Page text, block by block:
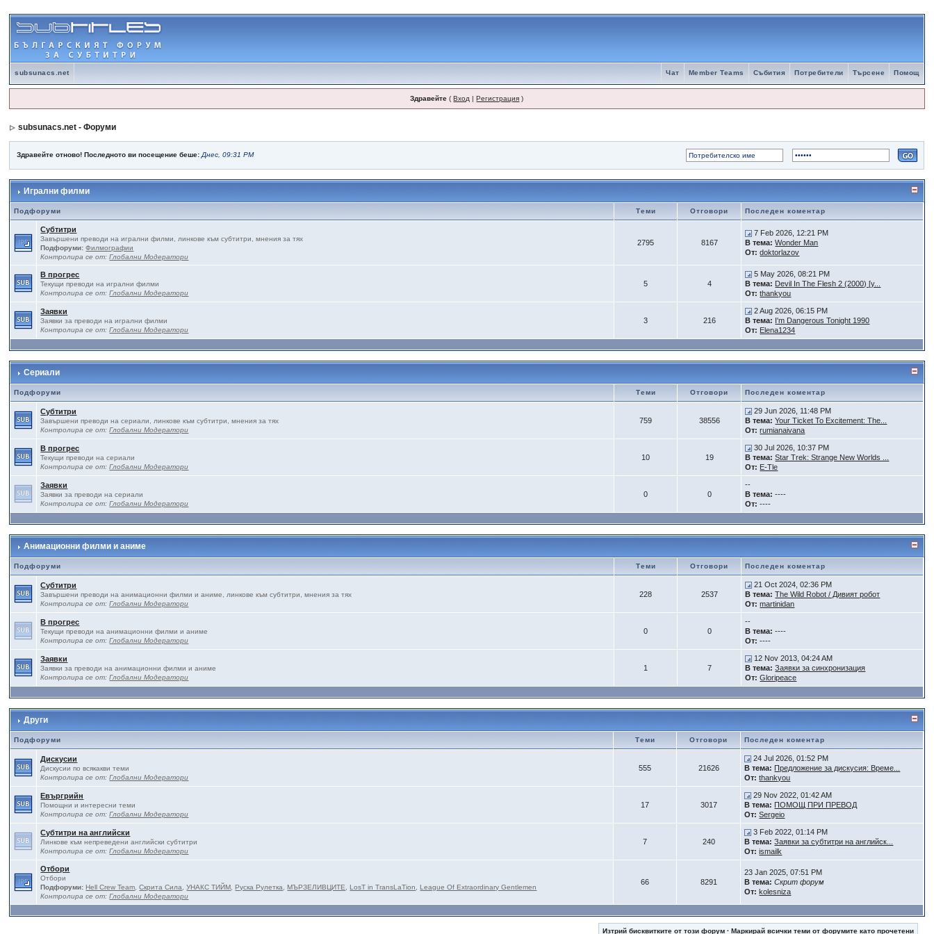
subsunacs.net Помощ
Търсене
Потребители
Събития
Member Teams
Чат
Здравейте (Вход |Регистрация )
subsunacs.net - Форуми
Здравейте отново! Последното ви посещение беше:Днес, 09:31 PM
Игрални филми
Подфоруми Теми Отговори Последен коментар
Субтитри
Завършени преводи на игрални филми, линкове към субтитри, мнения за тях
Подфоруми: Филмографии
Контролира се от:Глобални Модератори
2795 8167
7 Feb 2026, 12:21 PM
В тема: Wonder Man
От: doktorlazov
В прогрес
Текущи преводи на игрални филми
Контролира се от:Глобални Модератори
5 4
5 May 2026, 08:21 PM
В тема: Devil In The Flesh 2 (2000) [y...
От: thankyou
Заявки
Заявки за преводи на игрални филми
Контролира се от:Глобални Модератори
3 216
2 Aug 2026, 06:15 PM
В тема: I'm Dangerous Tonight 1990
От: Elena1234
Сериали
Подфоруми Теми Отговори Последен коментар
Субтитри
Завършени преводи на сериали, линкове към субтитри, мнения за тях
Контролира се от:Глобални Модератори
759 38556
29 Jun 2026, 11:48 PM
В тема: Your Ticket To Excitement: The...
От: rumianaivana
В прогрес
Текущи преводи на сериали
Контролира се от:Глобални Модератори
10 19
30 Jul 2026, 10:37 PM
В тема: Star Trek: Strange New Worlds ...
От: E-Tle
Заявки
Заявки за преводи на сериали
Контролира се от:Глобални Модератори
0 0
--
В тема: ----
От: ----
Анимационни филми и аниме
Подфоруми Теми Отговори Последен коментар
Субтитри
Завършени преводи на анимационни филми и аниме, линкове към субтитри, мнения за тях
Контролира се от:Глобални Модератори
228 2537
21 Oct 2024, 02:36 PM
В тема: The Wild Robot / Дивият робот
От: martinidan
В прогрес
Текущи преводи на анимационни филми и аниме
Контролира се от:Глобални Модератори
0 0
--
В тема: ----
От: ----
Заявки
Заявки за преводи на анимационни филми и аниме
Контролира се от:Глобални Модератори
1 7
12 Nov 2013, 04:24 AM
В тема: Заявки за синхронизация
От: Gloripeace
Други
Подфоруми Теми Отговори Последен коментар
Дискусии
Дискусии по всякакви теми
Контролира се от:Глобални Модератори
555 21626
24 Jul 2026, 01:52 PM
В тема: Предложение за дискусия: Време...
От: thankyou
Евъргрийн
Помощни и интересни теми
Контролира се от:Глобални Модератори
17 3017
29 Nov 2022, 01:42 AM
В тема: ПОМОЩ ПРИ ПРЕВОД
От: Sergeio
Субтитри на английски
Линкове към непреведени английски субтитри
Контролира се от:Глобални Модератори
7 240
3 Feb 2022, 01:14 PM
В тема: Заявки за субтитри на английск...
От: ismailk
Отбори
Отбори
Подфоруми: Hell Crew Team ,Скрита Сила ,УНАКС ТИЙМ ,Руска Рулетка ,МЪРЗЕЛИВЦИТЕ ,LosT in TransLaTion ,League Of Extraordinary Gentlemen
Контролира се от:Глобални Модератори
66 8291
23 Jan 2025, 07:51 PM
В тема: Скрит форум
От: kolesniza
Изтрий бисквитките от този форум· Маркирай всички теми от форумите като прочетени